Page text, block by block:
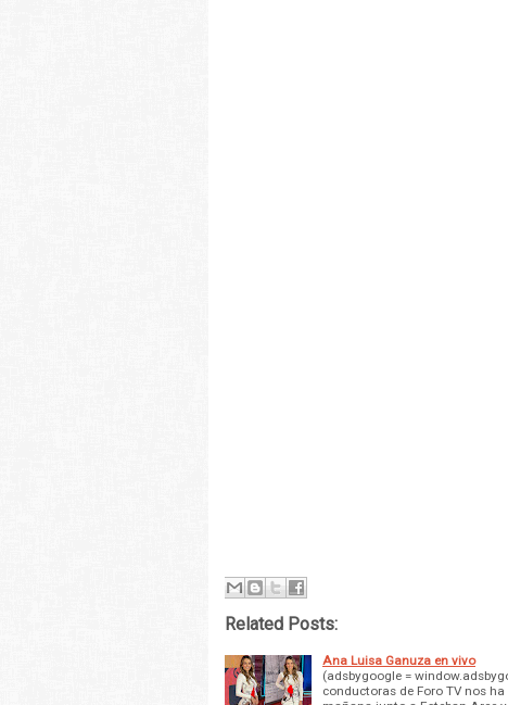
Related Posts:
Ana Luisa Ganuza en vivo
(adsbygoogle =
conductoras de Foro TV nos